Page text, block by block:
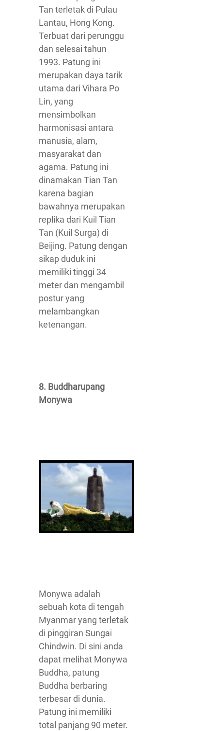
Tan terletak di Pulau
Lantau, Hong Kong.
Terbuat dari perunggu
dan selesai tahun
1993. Patung ini
merupakan daya tarik
utama dari Vihara Po
Lin, yang
mensimbolkan
harmonisasi antara
manusia, alam,
masyarakat dan
agama. Patung ini
dinamakan Tian Tan
karena bagian
bawahnya merupakan
replika dari Kuil Tian
Tan (Kuil Surga) di
Beijing. Patung dengan
sikap duduk ini
memiliki tinggi 34
meter dan mengambil
postur yang
melambangkan
ketenangan.
8. Buddharupang
Monywa
Monywa adalah
sebuah kota di tengah
Myanmar yang terletak
di pinggiran Sungai
Chindwin. Di sini anda
dapat melihat Monywa
Buddha, patung
Buddha berbaring
terbesar di dunia.
Patung ini memiliki
total panjang 90 meter.